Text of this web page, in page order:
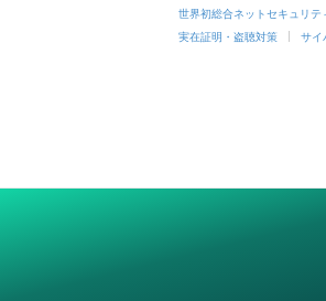
世界初総合ネットセキュリテ
実在証明・盗聴対策 サイ